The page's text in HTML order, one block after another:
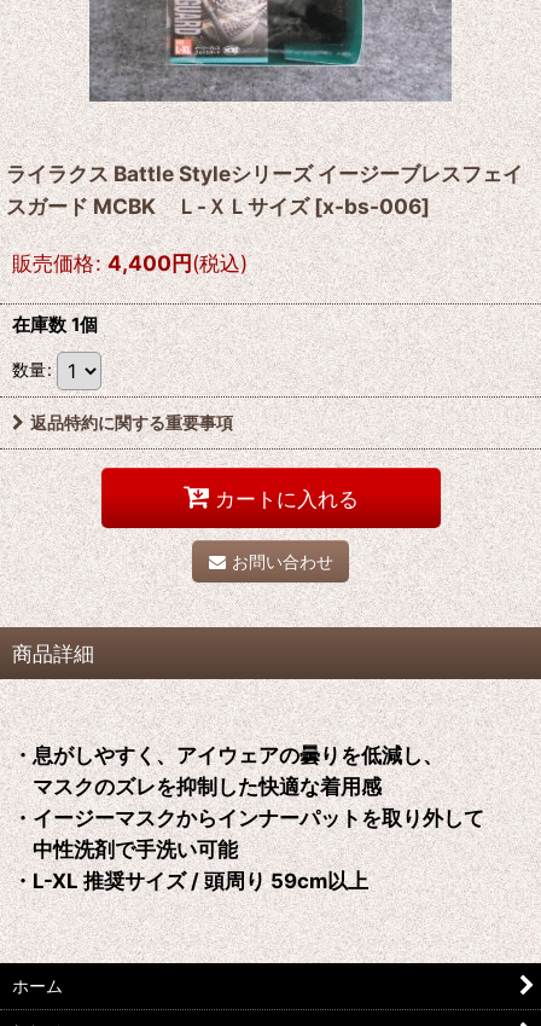
ライラクス Battle Styleシリーズ イージーブレスフェイ
スガード MCBK Ｌ-ＸＬサイズ[x-bs-006]
販売価格: 4,400円(税込)
在庫数 1個
数量:
返品特約に関する重要事項
カートに入れる
お問い合わせ
商品詳細
・息がしやすく、アイウェアの曇りを低減し、
マスクのズレを抑制した快適な着用感
・イージーマスクからインナーパットを取り外して
中性洗剤で手洗い可能
・L-XL 推奨サイズ / 頭周り 59cm以上
ホーム